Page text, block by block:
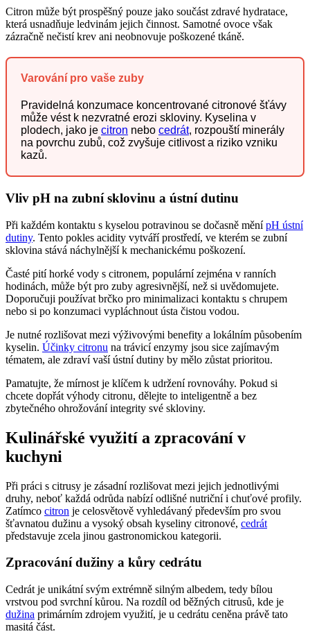
Citron může být prospěšný pouze jako součást zdravé hydratace,
která usnadňuje ledvinám jejich činnost. Samotné ovoce však
zázračně nečistí krev ani neobnovuje poškozené tkáně.
Varování pro vaše zuby
Pravidelná konzumace koncentrované citronové šťávy
může vést k nezvratné erozi skloviny. Kyselina v
plodech, jako je citron nebo cedrát, rozpouští minerály
na povrchu zubů, což zvyšuje citlivost a riziko vzniku
kazů.
Vliv pH na zubní sklovinu a ústní dutinu
Při každém kontaktu s kyselou potravinou se dočasně měnípH ústní
dutiny. Tento pokles acidity vytváří prostředí, ve kterém se zubní
sklovina stává náchylnější k mechanickému poškození.
Časté pití horké vody s citronem, populární zejména v ranních
hodinách, může být pro zuby agresivnější, než si uvědomujete.
Doporučuji používat brčko pro minimalizaci kontaktu s chrupem
nebo si po konzumaci vypláchnout ústa čistou vodou.
Je nutné rozlišovat mezi výživovými benefity a lokálním působením
kyselin. Účinky citronu na trávicí enzymy jsou sice zajímavým
tématem, ale zdraví vaší ústní dutiny by mělo zůstat prioritou.
Pamatujte, že mírnost je klíčem k udržení rovnováhy. Pokud si
chcete dopřát výhody citronu, dělejte to inteligentně a bez
zbytečného ohrožování integrity své skloviny.
Kulinářské využití a zpracování v
kuchyni
Při práci s citrusy je zásadní rozlišovat mezi jejich jednotlivými
druhy, neboť každá odrůda nabízí odlišné nutriční i chuťové profily.
Zatímco citron je celosvětově vyhledávaný především pro svou
šťavnatou dužinu a vysoký obsah kyseliny citronové, cedrát
představuje zcela jinou gastronomickou kategorii.
Zpracování dužiny a kůry cedrátu
Cedrát je unikátní svým extrémně silným albedem, tedy bílou
vrstvou pod svrchní kůrou. Na rozdíl od běžných citrusů, kde je
dužina primárním zdrojem využití, je u cedrátu ceněna právě tato
masitá část.